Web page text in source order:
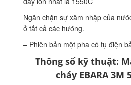
Ngăn chặn sự xâm nhập của
ở tất cả các hướng.
– Phiên bản một pha có tụ điện
Thông số kỹ thuật:
cháy EBARA 3M